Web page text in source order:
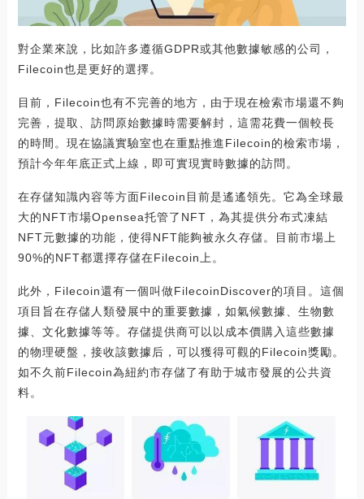
對企業來說，比如許多遵循GDPR或其他數據敏感的公司，
Filecoin也是更好的選擇。
目前，Filecoin也有不完善的地方，由于現在檢索市場還不夠
完善，提取、訪問原始數據時需要解封，這需花費一個較長
的時間。現在協議實驗室也在重點推進Filecoin的檢索市場，
預計今年年底正式上線，即可實現實時數據的訪問。
在存儲知識內容等方面Filecoin目前是遙遙領先。它為全球最
大的NFT市場Opensea托管了NFT，為其提供分布式凍結
NFT元數據的功能，使得NFT能夠被永久存儲。目前市場上
90%的NFT都選擇存儲在Filecoin上。
此外，Filecoin還有一個叫做FilecoinDiscover的項目。這個
項目旨在存儲人類發展中的重要數據，如氣候數據、生物數
據、文化數據等等。存儲提供商可以以成本價購入這些數據
的物理硬盤，接收該數據后，可以獲得可觀的Filecoin獎勵。
如不久前Filecoin為紐約市存儲了有助于城市發展的公共資
料。